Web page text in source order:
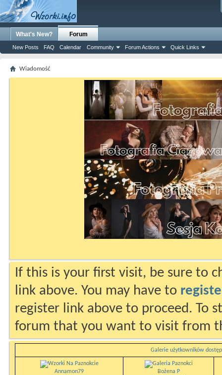
What's New? Forum
New Posts FAQ Calendar Community Forum Actions Quick Links
Wiadomość
If this is your first visit, be sure to
link above. You may have to
register link above to proceed. To
forum that you want to visit from
Galerie użytkowników
Annamon79
Bożena P